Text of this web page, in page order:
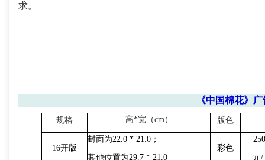
求。
《中国棉花》
规格 高*宽（cm） 版色
16开版
封面为22.0 * 21.0 ；
其他位置为29.7 * 21.0
彩色
25
元/